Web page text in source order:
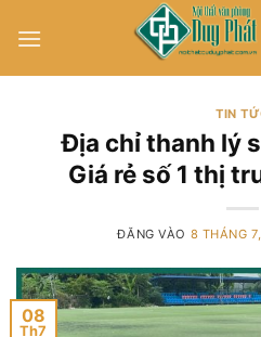
qua
TIN
Địa chỉ thanh lý
Giá rẻ số 1 thị
ĐĂNG VÀO 8 THÁNG
08
Th7